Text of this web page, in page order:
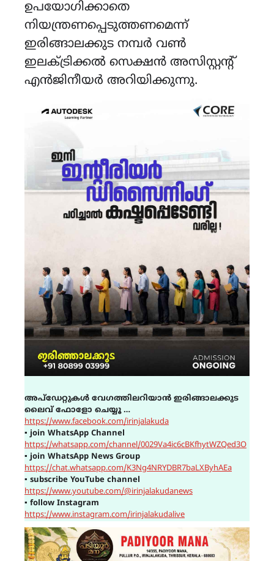
ഉപയോഗിക്കാതെ
നിയന്ത്രണപ്പെടുത്തണമെന്ന്
ഇരിങ്ങാലക്കുട നമ്പർ വൺ
ഇലക്ട്രിക്കൽ സെക്ഷൻ അസിസ്റ്റന്റ്
എൻജിനീയർ അറിയിക്കുന്നു.
അപ്ഡേറ്റുകൾ വേഗത്തിലറിയാൻ ഇരിങ്ങാലക്കുട
ലൈവ് ഫോളോ ചെയ്യൂ …
https://www.facebook.com/irinjalakuda
▪ join WhatsApp Channel
https://whatsapp.com/channel/0029Va4ic6cBKfhytWZQed3O
▪ join WhatsApp News Group
https://chat.whatsapp.com/K3Ng4NRYDBR7baLXByhAEa
▪ subscribe YouTube channel
https://www.youtube.com/@irinjalakudanews
▪ follow Instagram
https://www.instagram.com/irinjalakudalive